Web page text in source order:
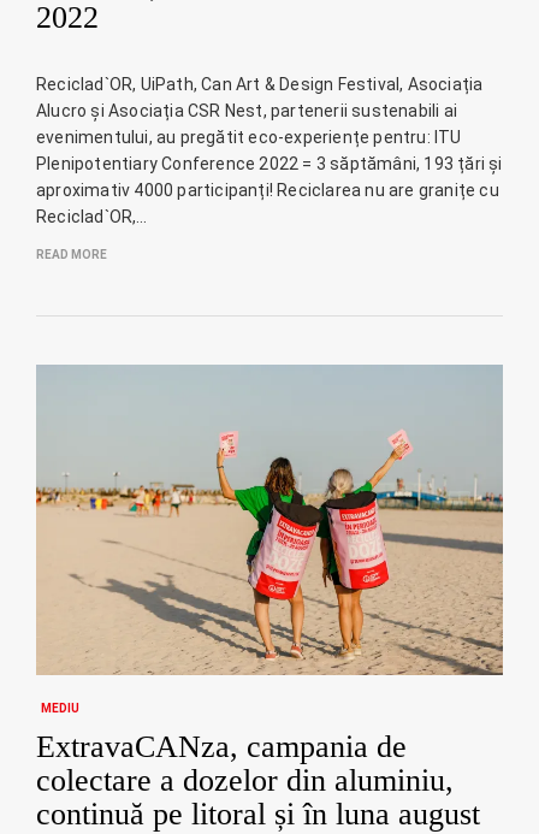
2022
Reciclad`OR, UiPath, Can Art & Design Festival, Asociația
Alucro și Asociația CSR Nest, partenerii sustenabili ai
evenimentului, au pregătit eco-experiențe pentru: ITU
Plenipotentiary Conference 2022 = 3 săptămâni, 193 țări și
aproximativ 4000 participanți! Reciclarea nu are granițe cu
Reciclad`OR,…
READ MORE
MEDIU
ExtravaCANza, campania de
colectare a dozelor din aluminiu,
continuă pe litoral și în luna august